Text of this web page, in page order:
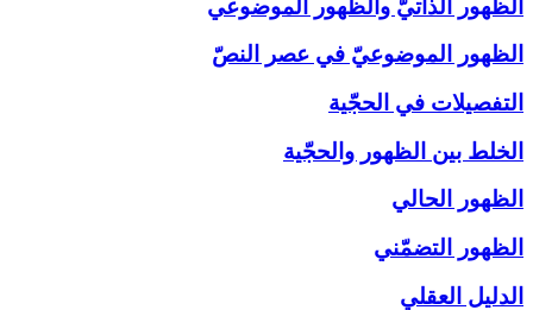
الظهور الذاتيّ والظهور الموضوعي
الظهور الموضوعيّ في عصر النصّ
التفصيلات في الحجّية
الخلط بين الظهور والحجّية
الظهور الحالي
الظهور التضمّني
الدليل العقلي